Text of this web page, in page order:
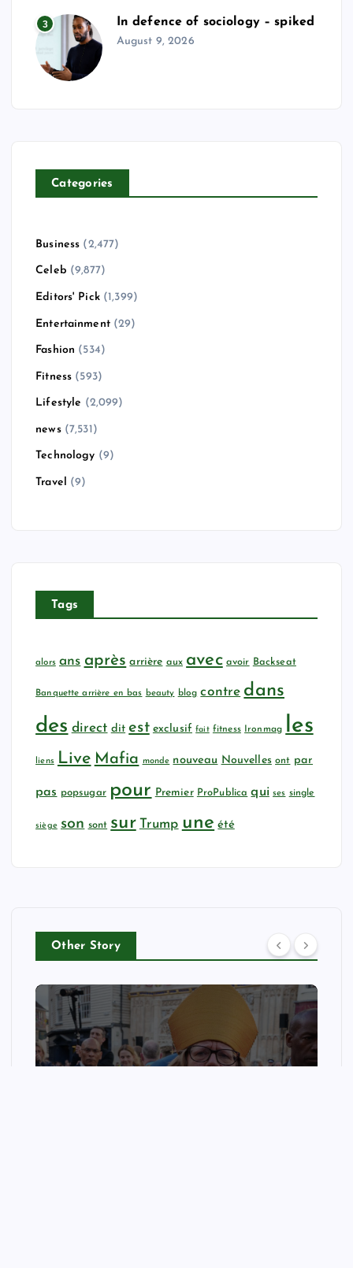
3 In defence of sociology – spiked
August 9, 2026
Categories
Business (2,477)
Celeb (9,877)
Editors' Pick(1,399)
Entertainment(29)
Fashion (534)
Fitness (593)
Lifestyle (2,099)
news(7,531)
Technology (9)
Travel (9)
Tags
alors ans après arrière aux avec avoir Backseat
Banquette arrière en bas beauty blog contre dans
des direct dit est exclusif fait fitness Ironmag les
liens Live Mafia monde nouveau Nouvelles ont par
pas popsugar pour Premier ProPublica qui ses single
siège son sont sur Trump une été
Other Story